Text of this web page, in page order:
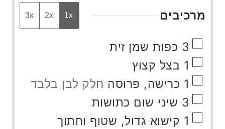
מרכיבים 1x
2x
3x
▢
3 כפות שמן זית
▢
1 בצל קצוץ
▢
1 כרישה, פרוסה חלק לבן בלבד
▢
3 שיני שום כתושות
▢
1 קישוא גדול, שטוף וחתוך